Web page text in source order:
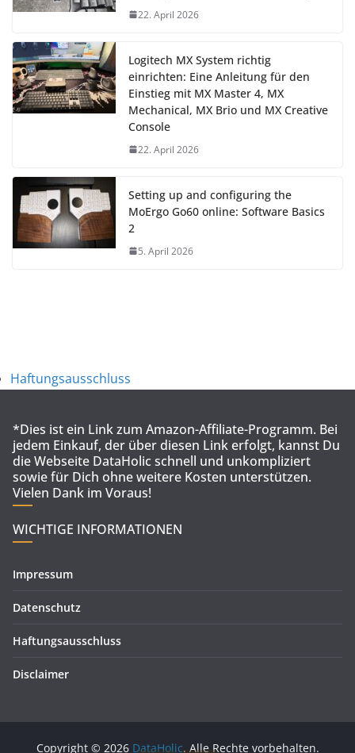
22. April 2026
Logitech MX System richtig
einrichten: Eine Anleitung für den
Einstieg mit MX Master 4, MX
Mechanical, MX Brio und MX Creative
Console
22. April 2026
Setting up and configuring the
MoErgo Go60 online: Software Basics
2
5. April 2026
Haftungsausschluss
*Dies ist ein Link zum Amazon-Affiliate-Programm. Bei
jedem Einkauf, der über diesen Link erfolgt, kannst Du
die Webseite DataHolic schnell und unkompliziert
sowie für Dich ohne weitere Kosten unterstützen.
Vielen Dank im Voraus!
WICHTIGE INFORMATIONEN
Impressum
Datenschutz
Haftungsausschluss
Disclaimer
Copyright © 2026 DataHolic. Alle Rechte vorbehalten.